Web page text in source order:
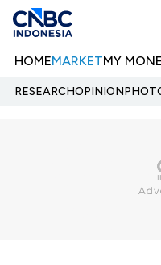
HOMEMARKETMY
RESEARCHOPINION